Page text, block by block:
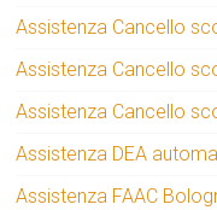
Assistenza Cancello
Assistenza Cancello
Assistenza Cancello
Assistenza DEA
Assistenza FAAC